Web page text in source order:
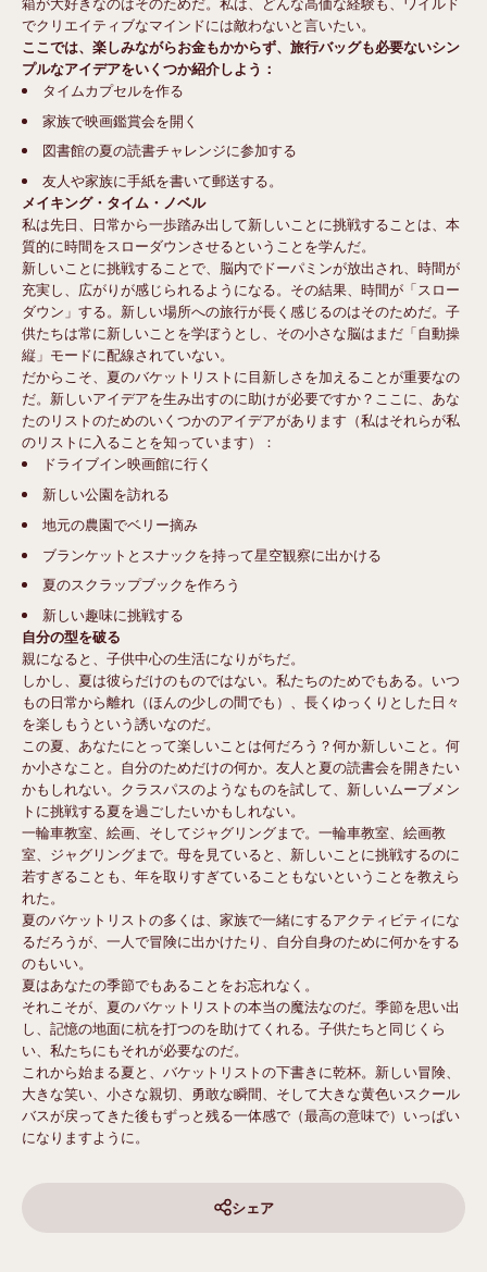
でクリエイティブなマインドには敵わないと言いたい。
ここでは、楽しみながらお金もかからず、旅行バッグも必要ないシン
プルなアイデアをいくつか紹介しよう：
タイムカプセルを作る
家族で映画鑑賞会を開く
図書館の夏の読書チャレンジに参加する
友人や家族に手紙を書いて郵送する。
メイキング・タイム・ノベル
私は先日、日常から一歩踏み出して新しいことに挑戦することは、本
質的に時間をスローダウンさせるということを学んだ。
新しいことに挑戦することで、脳内でドーパミンが放出され、時間が
充実し、広がりが感じられるようになる。その結果、時間が「スロー
ダウン」する。新しい場所への旅行が長く感じるのはそのためだ。子
供たちは常に新しいことを学ぼうとし、その小さな脳はまだ「自動操
縦」モードに配線されていない。
だからこそ、夏のバケットリストに目新しさを加えることが重要なの
だ。新しいアイデアを生み出すのに助けが必要ですか？ここに、あな
たのリストのためのいくつかのアイデアがあります（私はそれらが私
のリストに入ることを知っています）：
ドライブイン映画館に行く
新しい公園を訪れる
地元の農園でベリー摘み
ブランケットとスナックを持って星空観察に出かける
夏のスクラップブックを作ろう
新しい趣味に挑戦する
自分の型を破る
親になると、子供中心の生活になりがちだ。
しかし、夏は彼らだけのものではない。私たちのためでもある。いつ
もの日常から離れ（ほんの少しの間でも）、長くゆっくりとした日々
を楽しもうという誘いなのだ。
この夏、あなたにとって楽しいことは何だろう？何か新しいこと。何
か小さなこと。自分のためだけの何か。友人と夏の読書会を開きたい
かもしれない。クラスパスのようなものを試して、新しいムーブメン
トに挑戦する夏を過ごしたいかもしれない。
一輪車教室、絵画、そしてジャグリングまで。一輪車教室、絵画教
室、ジャグリングまで。母を見ていると、新しいことに挑戦するのに
若すぎることも、年を取りすぎていることもないということを教えら
れた。
夏のバケットリストの多くは、家族で一緒にするアクティビティにな
るだろうが、一人で冒険に出かけたり、自分自身のために何かをする
のもいい。
夏はあなたの季節でもあることをお忘れなく。
それこそが、夏のバケットリストの本当の魔法なのだ。季節を思い出
し、記憶の地面に杭を打つのを助けてくれる。子供たちと同じくら
い、私たちにもそれが必要なのだ。
これから始まる夏と、バケットリストの下書きに乾杯。新しい冒険、
大きな笑い、小さな親切、勇敢な瞬間、そして大きな黄色いスクール
バスが戻ってきた後もずっと残る一体感で（最高の意味で）いっぱい
になりますように。
シェア